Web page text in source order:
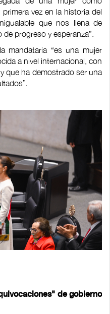
vez en la historia del
que nos llena de
progreso y esperanza”.
mandataria “es una mujer
a nivel internacional, con
que ha demostrado ser una
de gobierno